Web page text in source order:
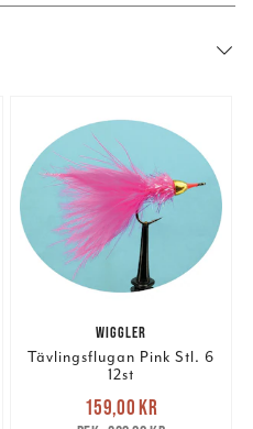
WIGGLER
Tävlingsflugan Pink Stl. 6
12st
Nuvarande pris
159,00 krTidigare pris
159,00 kr